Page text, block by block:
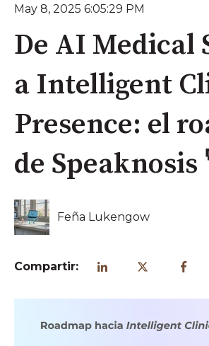
May 8, 2025 6:05:29 PM
De AI Medical
a Intelligent
Presence: el
de Speaknosis
Feña Lukengow
Compartir: